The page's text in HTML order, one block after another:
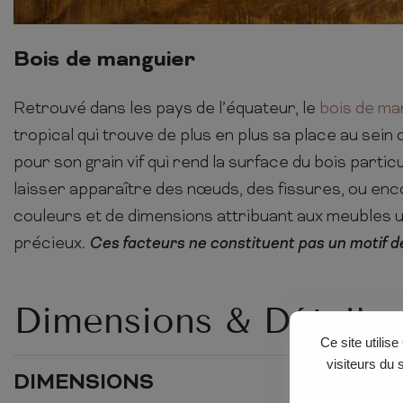
Ce site utilise
visiteurs du
Bois de manguier
Retrouvé dans les pays de l’équateur, le bois de
tropical qui trouve de plus en plus sa place au
pour son grain vif qui rend la surface du bois
laisser apparaître des nœuds, des fissures, ou
couleurs et de dimensions attribuant aux meubles
précieux. Ces facteurs ne constituent pas un motif
Dimensions & Détails
DIMENSIONS